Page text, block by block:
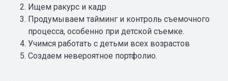
Ищем ракурс и кадр
Продумываем тайминг и контроль съемочного
процесса, особенно при детской съемке.
Учимся работать с детьми всех возрастов
Создаем невероятное портфолио.